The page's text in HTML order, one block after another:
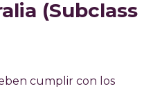
(Subclass
cumplir con los